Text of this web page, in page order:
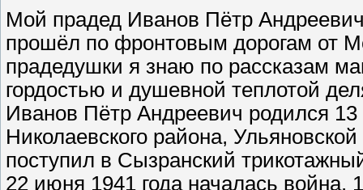
Мой прадед Иванов Пётр
прошёл по фронтовым дорогам от
прадедушки я знаю по рассказам
гордостью и душевной теплотой
Иванов Пётр Андреевич родился
Николаевского района,
поступил в Сызранский
22 июня 1941 года началась война.